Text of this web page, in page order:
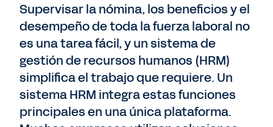
Supervisar la nómina, los beneficios y el
desempeño de toda la fuerza laboral no
es una tarea fácil, y un sistema de
gestión de recursos humanos (HRM)
simplifica el trabajo que requiere. Un
sistema HRM integra estas funciones
principales en una única plataforma.